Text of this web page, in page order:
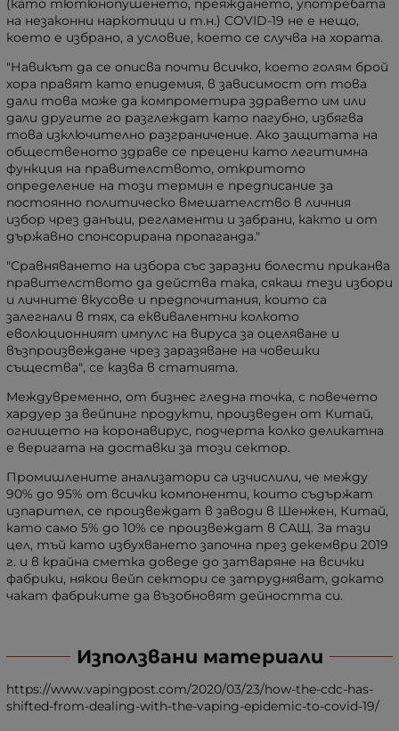
(като тютюнопушенето, преяждането, употребата
на незаконни наркотици и т.н.) COVID-19 не е нещо,
което е избрано, а условие, което се случва на хората.
"Навикът да се описва почти всичко, което голям брой
хора правят като епидемия, в зависимост от това
дали това може да компрометира здравето им или
дали другите го разглеждат като пагубно, избягва
това изключително разграничение. Ако защитата на
общественото здраве се прецени като легитимна
функция на правителството, откритото
определение на този термин е предписание за
постоянно политическо вмешателство в личния
избор чрез данъци, регламенти и забрани, както и от
държавно спонсорирана пропаганда."
"Сравняването на избора със заразни болести приканва
правителството да действа така, сякаш тези избори
и личните вкусове и предпочитания, които са
залегнали в тях, са еквивалентни колкото
еволюционният импулс на вируса за оцеляване и
възпроизвеждане чрез заразяване на човешки
същества", се казва в статията.
Междувременно, от бизнес гледна точка, с повечето
хардуер за вейпинг продукти, произведен от Китай,
огнището на коронавирус, подчерта колко деликатна
е веригата на доставки за този сектор.
Промишлените анализатори са изчислили, че между
90% до 95% от всички компоненти, които съдържат
изпарител, се произвеждат в заводи в Шенжен, Китай,
като само 5% до 10% се произвеждат в САЩ. За тази
цел, тъй като избухването започна през декември 2019
г. и в крайна сметка доведе до затваряне на всички
фабрики, някои вейп сектори се затрудняват, докато
чакат фабриките да възобновят дейността си.
Използвани материали
https://www.vapingpost.com/2020/03/23/how-the-cdc-has-
shifted-from-dealing-with-the-vaping-epidemic-to-covid-19/